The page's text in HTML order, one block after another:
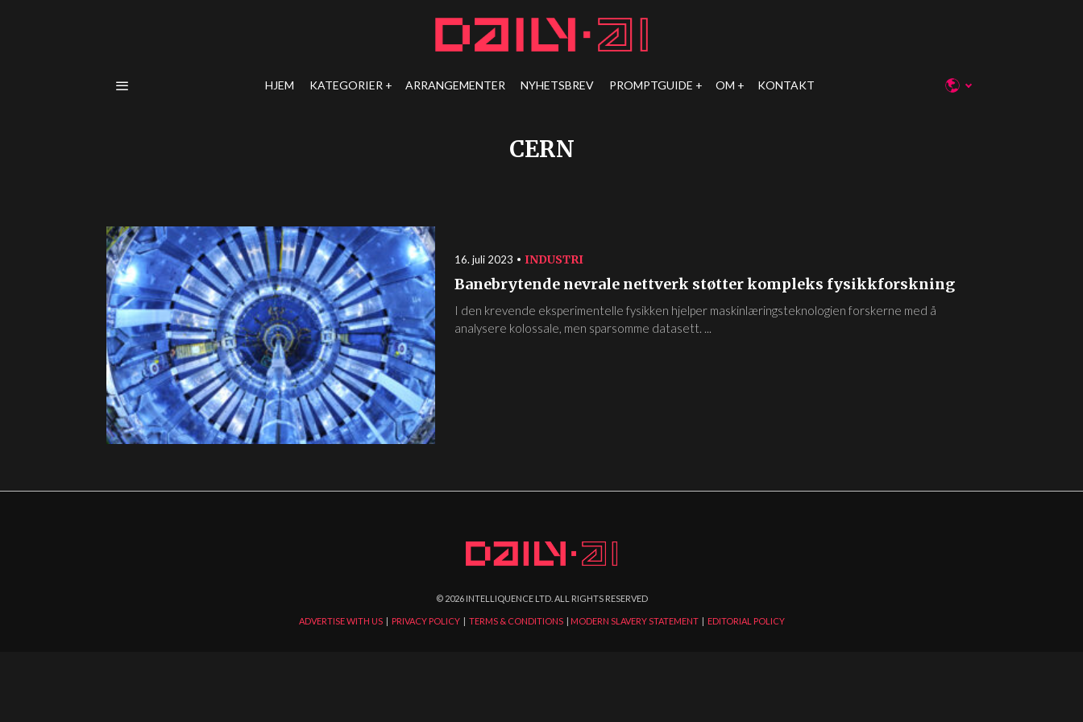
HJEM KATEGORIER ARRANGEMENTER NYHETSBREV PROMPTGUIDE OM KONTAKT
CERN
16. juli 2023 INDUSTRI
Banebrytende nevrale nettverk støtter kompleks fysikkforskning
I den krevende eksperimentelle fysikken hjelper maskinlæringsteknologien forskerne med å
analysere kolossale, men sparsomme datasett. ...
© 2026INTELLIQUENCE LTD. ALL RIGHTS RESERVED
ADVERTISE WITH US| PRIVACY POLICY| TERMS & CONDITIONS| MODERN SLAVERY STATEMENT| EDITORIAL POLICY